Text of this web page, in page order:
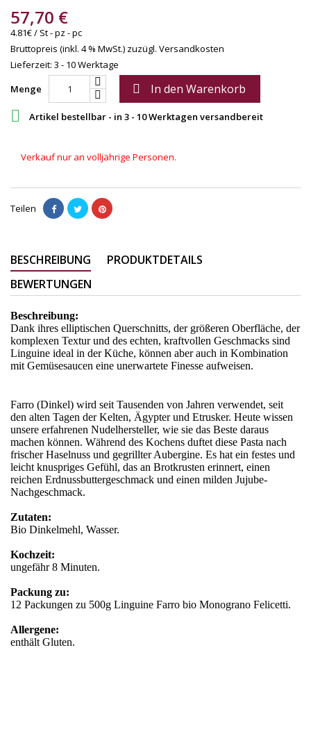
57,70 €
4.81€ / St - pz - pc
Bruttopreis (inkl. 4 % MwSt.) zuzügl. Versandkosten
Lieferzeit: 3 - 10 Werktage
Menge
 In den Warenkorb
 Artikel bestellbar - in 3 - 10 Werktagen versandbereit
Verkauf nur an volljährige Personen.
Teilen
BESCHREIBUNG
PRODUKTDETAILS
BEWERTUNGEN
Beschreibung:
Dank ihres elliptischen Querschnitts, der größeren Oberfläche, der
komplexen Textur und des echten, kraftvollen Geschmacks sind
Linguine ideal in der Küche, können aber auch in Kombination
mit Gemüsesaucen eine unerwartete Finesse aufweisen.
Farro (Dinkel) wird seit Tausenden von Jahren verwendet, seit
den alten Tagen der Kelten, Ägypter und Etrusker. Heute wissen
unsere erfahrenen Nudelhersteller, wie sie das Beste daraus
machen können. Während des Kochens duftet diese Pasta nach
frischer Haselnuss und gegrillter Aubergine. Es hat ein festes und
leicht knuspriges Gefühl, das an Brotkrusten erinnert, einen
reichen Erdnussbuttergeschmack und einen milden Jujube-
Nachgeschmack.
Zutaten:
Bio Dinkelmehl, Wasser.
Kochzeit:
ungefähr 8 Minuten.
Packung zu:
12 Packungen zu 500g Linguine Farro bio Monograno Felicetti.
Allergene:
enthält Gluten.